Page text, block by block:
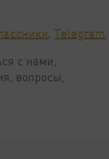
, Telegram
с нами,
вопросы,